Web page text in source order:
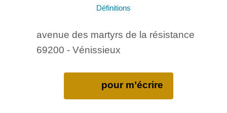
Définitions
avenue des martyrs de la résistance
69200 - Vénissieux
pour m’écrire